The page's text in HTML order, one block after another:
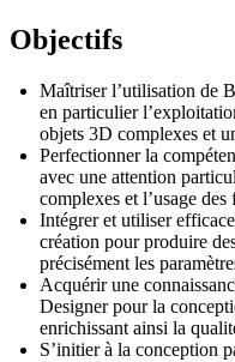
Objectifs
Maîtriser l’utilisation de
en particulier
objets 3D complexes et
Perfectionner la
avec une attention
complexes et l’usage
Intégrer et utiliser
création pour produire
précisément les
Acquérir une
Designer pour la
enrichissant ainsi la
S’initier à la conception